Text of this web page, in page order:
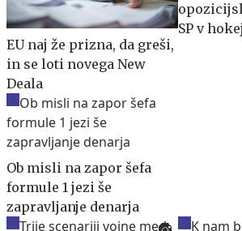
EU naj že prizna, da greši,
in se loti novega New
Deala
SP v
Ob misli na zapor šefa
formule 1 jezi še
zapravljanje denarja